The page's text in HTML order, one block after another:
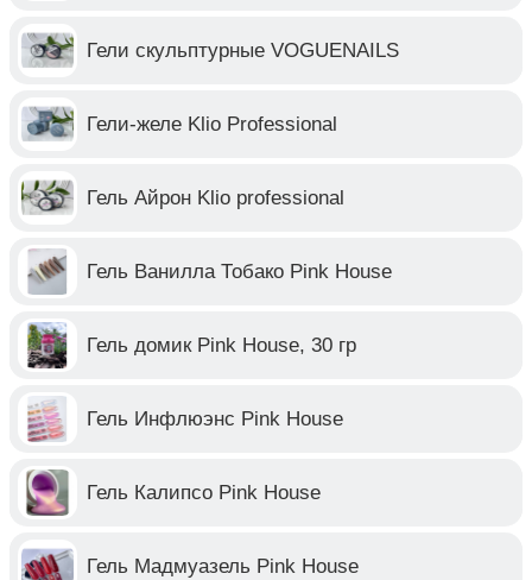
Гели скульптурные VOGUENAILS
Гели-желе Klio Professional
Гель Айрон Klio professional
Гель Ванилла Тобако Pink House
Гель домик Pink House, 30 гр
Гель Инфлюэнс Pink House
Гель Калипсо Pink House
Гель Мадмуазель Pink House